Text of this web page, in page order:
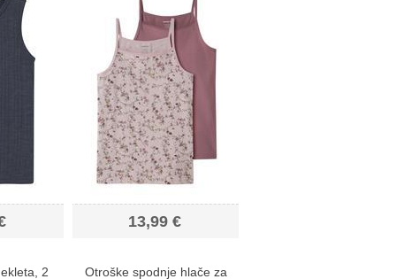
13,99 €
2 Otroške spodnje hlače za